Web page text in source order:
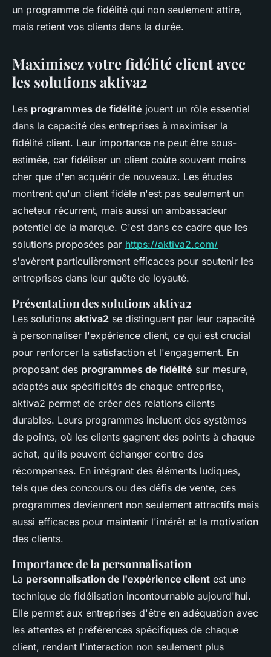
un programme de fidélité qui non seulement attire,
mais retient vos clients dans la durée.
Maximisez votre fidélité client avec
les solutions aktiva2
Les programmes de fidélité jouent un rôle essentiel
dans la capacité des entreprises à maximiser la
fidélité client. Leur importance ne peut être sous-
estimée, car fidéliser un client coûte souvent moins
cher que d'en acquérir de nouveaux. Les études
montrent qu'un client fidèle n'est pas seulement un
acheteur récurrent, mais aussi un ambassadeur
potentiel de la marque. C'est dans ce cadre que les
solutions proposées par https://aktiva2.com/
s'avèrent particulièrement efficaces pour soutenir les
entreprises dans leur quête de loyauté.
Présentation des solutions aktiva2
Les solutions aktiva2 se distinguent par leur capacité
à personnaliser l'expérience client, ce qui est crucial
pour renforcer la satisfaction et l'engagement. En
proposant des programmes de fidélité sur mesure,
adaptés aux spécificités de chaque entreprise,
aktiva2 permet de créer des relations clients
durables. Leurs programmes incluent des systèmes
de points, où les clients gagnent des points à chaque
achat, qu'ils peuvent échanger contre des
récompenses. En intégrant des éléments ludiques,
tels que des concours ou des défis de vente, ces
programmes deviennent non seulement attractifs mais
aussi efficaces pour maintenir l'intérêt et la motivation
des clients.
Importance de la personnalisation
La personnalisation de l'expérience client est une
technique de fidélisation incontournable aujourd'hui.
Elle permet aux entreprises d'être en adéquation avec
les attentes et préférences spécifiques de chaque
client, rendant l'interaction non seulement plus